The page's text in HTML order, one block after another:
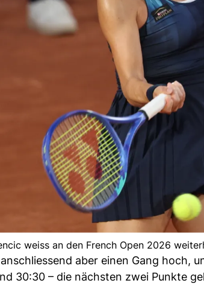
weiss an den French Open 2026
aber einen Gang hoch,
30:30 – die nächsten zwei Punkte